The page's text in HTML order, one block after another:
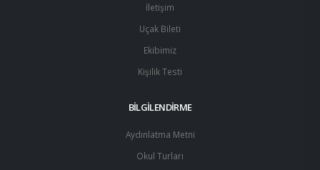
İletişim
Uçak Bileti
Ekibimiz
Kişilik Testi
BİLGİLENDİRME
Aydınlatma Metni
Okul Turları